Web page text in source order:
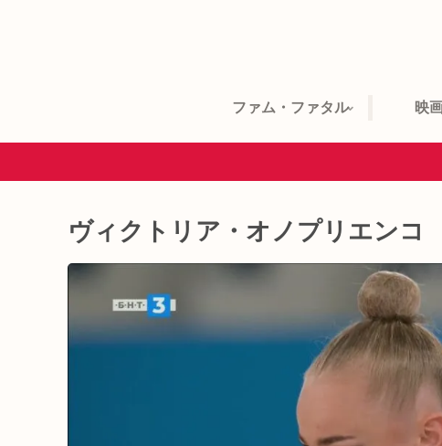
ファム・ファタル 映
ヴィクトリア・オノプリエンコ